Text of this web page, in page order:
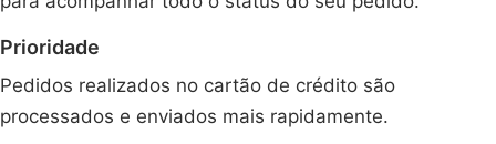
Prioridade
Pedidos realizados no cartão de crédito são
processados e enviados mais rapidamente.